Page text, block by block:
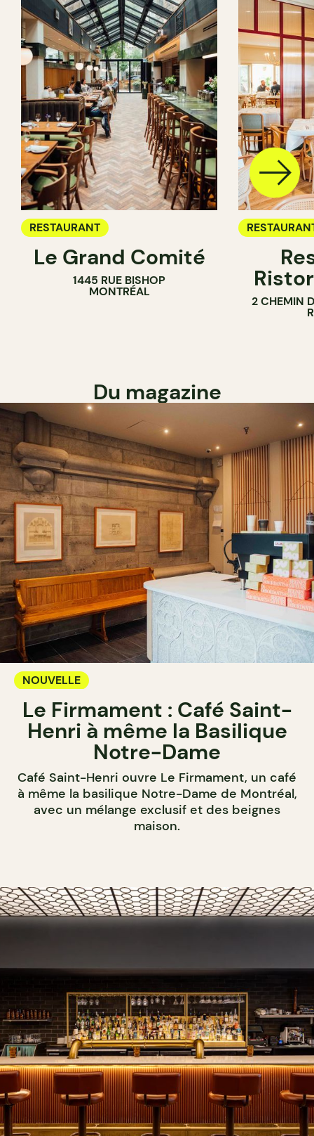
RESTAURANT
Le Grand Comité
1445 RUE BISHOP
MONTRÉAL
2 CHEMIN
Du magazine
NOUVELLE
Le Firmament : Café Saint-
Henri à même la Basilique
Notre-Dame
Café Saint-Henri ouvre Le Firmament, un café
à même la basilique Notre-Dame de Montréal,
avec un mélange exclusif et des beignes
maison.